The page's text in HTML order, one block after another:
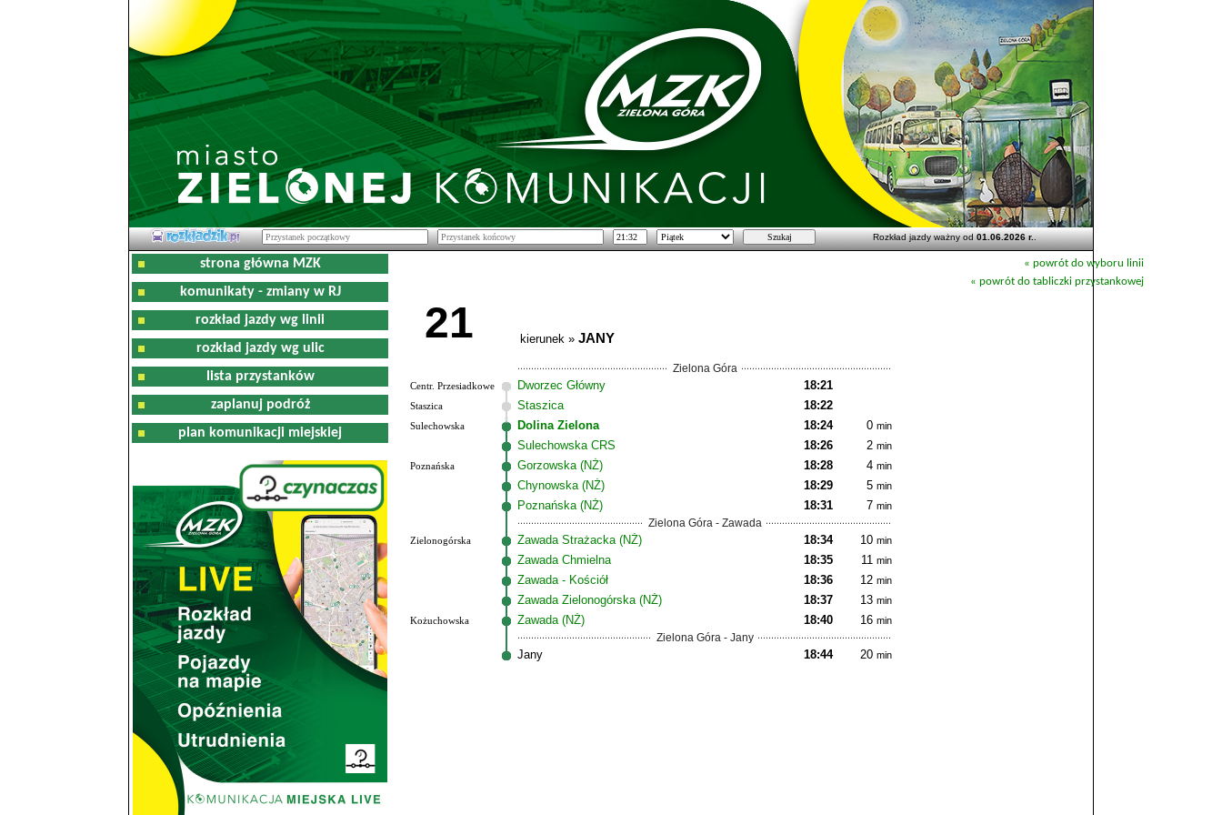
Rozkład jazdy ważny od01.06.2026 r..
strona główna MZK
komunikaty - zmiany w RJ
rozkład jazdy wg linii
rozkład jazdy wg ulic
lista przystanków
zaplanuj podróż
plan komunikacji miejskiej
« powrót do wyboru linii
« powrót do tabliczki przystankowej
21 kierunek » JANY
Zielona Góra
Centr. Przesiadkowe Dworzec Główny 18:21
Staszica Staszica 18:22
Sulechowska Dolina Zielona 18:24 0 min
Sulechowska CRS 18:26 2 min
Poznańska
Gorzowska (NŻ) 18:28 4 min
Chynowska (NŻ) 18:29 5 min
Poznańska (NŻ) 18:31 7 min
Zielona Góra - Zawada
Zielonogórska Zawada Strażacka (NŻ) 18:34 10 min
Zawada Chmielna 18:35 11 min
Zawada - Kościół 18:36 12 min
Zawada Zielonogórska (NŻ) 18:37 13 min
Kożuchowska
Zawada (NŻ) 18:40 16 min
Zielona Góra - Jany
Jany 18:44 20 min